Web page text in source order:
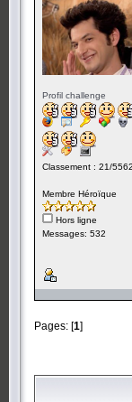
Profil challenge
Classement : 21/
Membre Héroïque
Hors ligne
Messages: 532
Pages: [1]